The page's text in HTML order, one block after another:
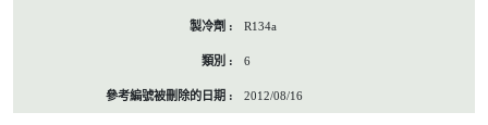
R134a
6
2012/08/16